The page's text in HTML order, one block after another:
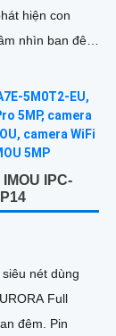
hiện con
nhìn ban đêm
IPC-
nét dùng
Full
đêm. Pin